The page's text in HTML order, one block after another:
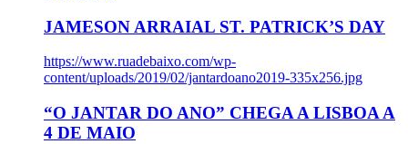
JAMESON ARRAIAL ST. PATRICK’S DAY
https://www.ruadebaixo.com/wp-
content/uploads/2019/02/jantardoano2019-335x256.jpg
“O JANTAR DO ANO” CHEGA A LISBOA A
4 DE MAIO